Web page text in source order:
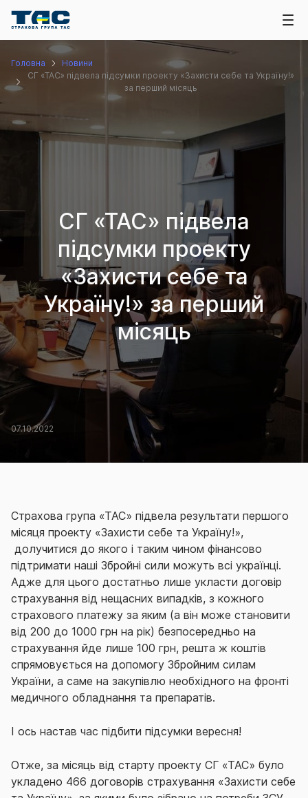
Головна
Новини
СГ «ТАС» підвела підсумки проекту «Захисти себе та Україну!»
за перший місяць
СГ «ТАС» підвела
підсумки проекту
«Захисти себе та
Україну!» за перший
місяць
07.10.2022
Страхова група «ТАС» підвела результати першого
місяця проекту «Захисти себе та Україну!»,
долучитися до якого і таким чином фінансово
підтримати наші Збройні сили можуть всі українці.
Адже для цього достатньо лише укласти договір
страхування від нещасних випадків, з кожного
страхового платежу за яким (а він може становити
від 200 до 1000 грн на рік) безпосередньо на
страхування йде лише 100 грн, решта ж коштів
спрямовується на допомогу Збройним силам
України, а саме на закупівлю необхідного на фронті
медичного обладнання та препаратів.
І ось настав час підбити підсумки вересня!
Отже, за місяць від старту проекту СГ «ТАС» було
укладено 466 договорів страхування «Захисти себе